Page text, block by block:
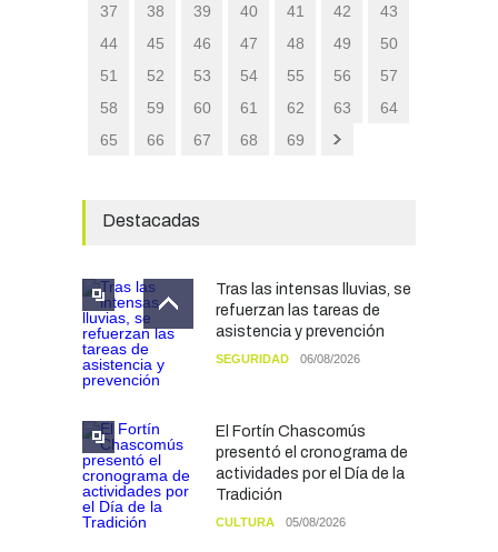
37
38 39 40 41 42
43
44
45 46 47 48 49
50
51
52 53 54 55 56
57
58
59 60 61 62 63
64
65
66 67 68 69
Destacadas
Tras las intensas lluvias, se
refuerzan las tareas de
asistencia y prevención
SEGURIDAD 06/08/2026
El Fortín Chascomús
presentó el cronograma de
actividades por el Día de la
Tradición
CULTURA 05/08/2026